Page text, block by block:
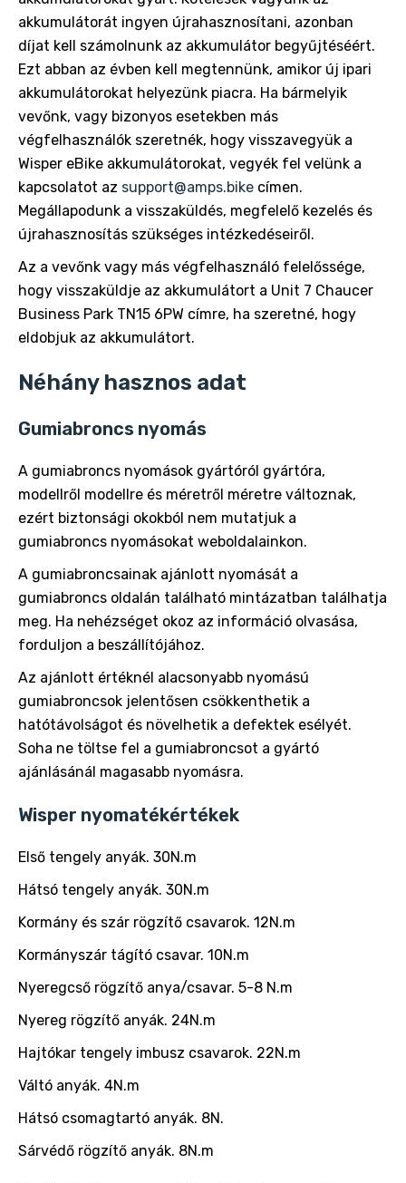
akkumulátorát ingyen újrahasznosítani, azonban
díjat kell számolnunk az akkumulátor begyűjtéséért.
Ezt abban az évben kell megtennünk, amikor új ipari
akkumulátorokat helyezünk piacra. Ha bármelyik
vevőnk, vagy bizonyos esetekben más
végfelhasználók szeretnék, hogy visszavegyük a
Wisper eBike akkumulátorokat, vegyék fel velünk a
kapcsolatot az support@amps.bike címen.
Megállapodunk a visszaküldés, megfelelő kezelés és
újrahasznosítás szükséges intézkedéseiről.
Az a vevőnk vagy más végfelhasználó felelőssége,
hogy visszaküldje az akkumulátort a Unit 7 Chaucer
Business Park TN15 6PW címre, ha szeretné, hogy
eldobjuk az akkumulátort.
Néhány hasznos adat
Gumiabroncs nyomás
A gumiabroncs nyomások gyártóról gyártóra,
modellről modellre és méretről méretre változnak,
ezért biztonsági okokból nem mutatjuk a
gumiabroncs nyomásokat weboldalainkon.
A gumiabroncsainak ajánlott nyomását a
gumiabroncs oldalán található mintázatban találhatja
meg. Ha nehézséget okoz az információ olvasása,
forduljon a beszállítójához.
Az ajánlott értéknél alacsonyabb nyomású
gumiabroncsok jelentősen csökkenthetik a
hatótávolságot és növelhetik a defektek esélyét.
Soha ne töltse fel a gumiabroncsot a gyártó
ajánlásánál magasabb nyomásra.
Wisper nyomatékértékek
Első tengely anyák. 30N.m
Hátsó tengely anyák. 30N.m
Kormány és szár rögzítő csavarok. 12N.m
Kormányszár tágító csavar. 10N.m
Nyeregcső rögzítő anya/csavar. 5-8 N.m
Nyereg rögzítő anyák. 24N.m
Hajtókar tengely imbusz csavarok. 22N.m
Váltó anyák. 4N.m
Hátsó csomagtartó anyák. 8N.
Sárvédő rögzítő anyák. 8N.m